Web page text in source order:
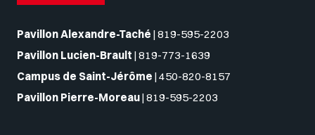
Pavillon Alexandre-Taché | 819-595-2203
Pavillon Lucien-Brault | 819-773-1639
Campus de Saint-Jérôme | 450-820-8157
Pavillon Pierre-Moreau| 819-595-2203